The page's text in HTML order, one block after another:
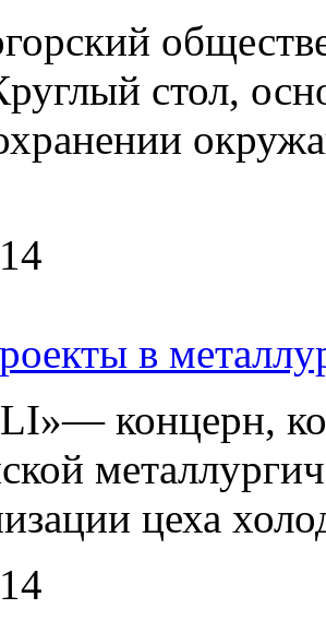
стол,
в
концерн,
цеха